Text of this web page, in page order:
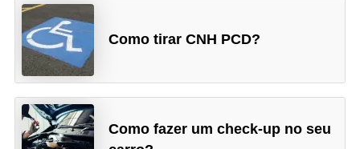
Como tirar CNH PCD?
Como fazer um check-up no seu